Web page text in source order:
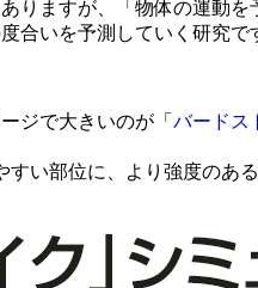
りますが、「物体の運動
合いを予測していく研究で
ジで大きいのが「 バードス
い部位に、より強度のあ